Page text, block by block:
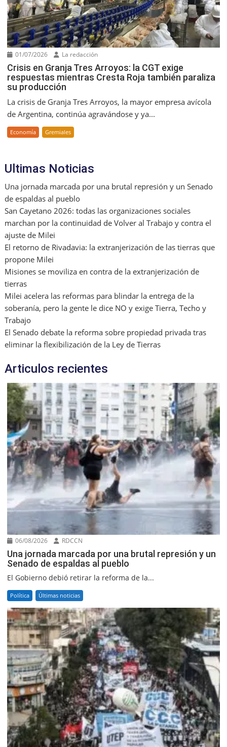
01/07/2026 La redacción
Crisis en Granja Tres Arroyos: la CGT exige
respuestas mientras Cresta Roja también paraliza
su producción
La crisis de Granja Tres Arroyos, la mayor empresa avícola
de Argentina, continúa agravándose y ya...
Economía Gremiales
Ultimas Noticias
Una jornada marcada por una brutal represión y un Senado
de espaldas al pueblo
San Cayetano 2026: todas las organizaciones sociales
marchan por la continuidad de Volver al Trabajo y contra el
ajuste de Milei
El retorno de Rivadavia: la extranjerización de las tierras que
propone Milei
Misiones se moviliza en contra de la extranjerización de
tierras
Milei acelera las reformas para blindar la entrega de la
soberanía, pero la gente le dice NO y exige Tierra, Techo y
Trabajo
El Senado debate la reforma sobre propiedad privada tras
eliminar la flexibilización de la Ley de Tierras
Articulos recientes
06/08/2026 RDCCN
Una jornada marcada por una brutal represión y un
Senado de espaldas al pueblo
El Gobierno debió retirar la reforma de la...
Política Últimas noticias